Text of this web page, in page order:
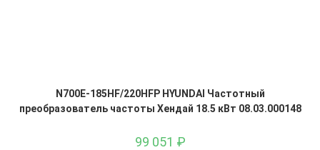
N700E-185HF/220HFP HYUNDAI Частотный
преобразователь частоты Хендай 18.5 кВт 08.03.000148
99 051 ₽